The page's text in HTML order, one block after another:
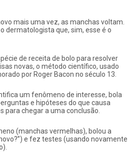
mais uma vez, as manchas voltam.
dermatologista que, sim, esse é o
de receita de bolo para resolver
novas, o método científico, usado
por Roger Bacon no século 13.
um fenômeno de interesse, bola
e hipóteses do que causa
para chegar a uma conclusão.
(manchas vermelhas), bolou a
e fez testes (usando novamente